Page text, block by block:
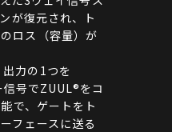
が復元され、ト
ロス（容量）が
力の1つを
号でZUUL®をコ
で、ゲートをト
フェースに送る